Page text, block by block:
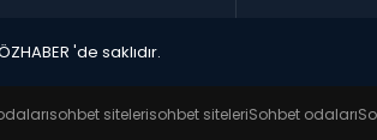
'de saklıdır.
sohbet sitelerisohbet siteleriSohbet odaları